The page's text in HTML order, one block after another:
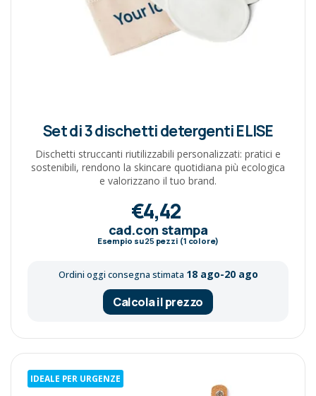
Set di 3 dischetti detergenti ELISE
Dischetti struccanti riutilizzabili personalizzati: pratici e
sostenibili, rendono la skincare quotidiana più ecologica
e valorizzano il tuo brand.
€4,42
cad.con stampa
Esempio su25 pezzi (1 colore)
Ordini oggi consegna stimata 18 ago-20 ago
Calcola il prezzo
IDEALE PER URGENZE